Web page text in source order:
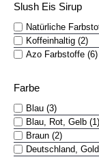
Slush Eis Sirup
Natürliche
Koffeinhaltig (2)
Azo Farbstoffe (6)
Farbe
Blau (3)
Blau, Rot, Gelb (1)
Braun (2)
Deutschland,